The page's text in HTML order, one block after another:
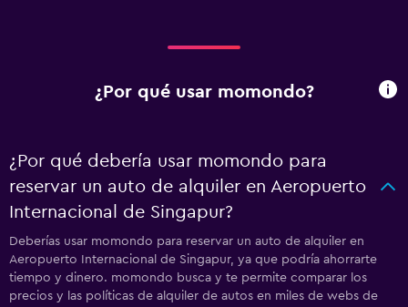
¿Por qué usar momondo?
¿Por qué debería usar momondo para
reservar un auto de alquiler en Aeropuerto
Internacional de Singapur?
Deberías usar momondo para reservar un auto de alquiler en
Aeropuerto Internacional de Singapur, ya que podría ahorrarte
tiempo y dinero. momondo busca y te permite comparar los
precios y las políticas de alquiler de autos en miles de webs de